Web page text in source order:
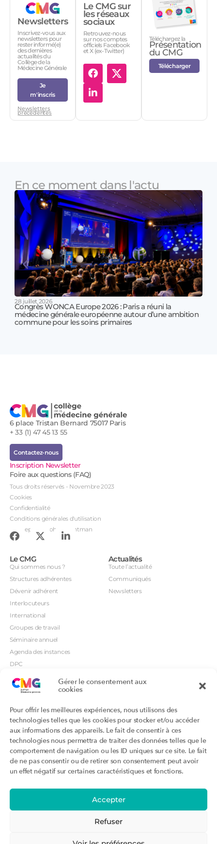
Gérer le consentement aux
cookies
Pour offrir les meilleures expériences, nous utilisons des
technologies telles que les cookies pour stocker et/ou accéder
aux informations des appareils. Le fait de consentir à ces
technologies nous permettra de traiter des données telles que le
comportement de navigation ou les ID uniques sur ce site. Le fait
de ne pas consentir ou de retirer son consentement peut avoir
un effet négatif sur certaines caractéristiques et fonctions.
Accepter
Refuser
Newsletters
Inscrivez-vous aux
newsletters pour
rester informé(e)
des dernières
actualités du
Collège de la
Médecine Générale
Je
m'inscris
Newsletters
précédentes
Le CMG sur
les réseaux
sociaux
Retrouvez-nous
sur nos comptes
officiels Facebook
et X (ex-Twitter)
Téléchargez la
Présentation
du CMG
Télécharger
En ce moment dans l'actu
28 juillet 2026
Congrès WONCA Europe 2026 : Paris a réuni la
médecine générale européenne autour d’une ambition
commune pour les soins primaires
6 place Tristan Bernard 75017 Paris
+ 33 (1) 47 45 13 55
Contactez-nous
Inscription Newsletter
Foire aux questions (FAQ)
Tous droits réservés - Novembre 2023
Cookies
Confidentialité
Conditions générales d'utilisation
Conception : John Brightman
Le CMG
Qui sommes nous ?
Structures adhérentes
Dévenir adhérent
Interlocuteurs
International
Groupes de travail
Séminaire annuel
Agenda des instances
DPC
CSI
Orientations prioritaires
Actualités
Toute l’actualité
Communiqués
Newsletters
Productions
Productions du Collège
Productions des structures
adhérentes
Labellisation
Addictions et médecine générale
Et si c’était une maladie rare ?
Portails
Annuaire DU/DIU
Archimede.fr
Ebmfrance.net
Toutes les recos
Certificats-absurdes.fr
la contraception dite masculine
Activité « sommeil »
Évènements
CMGF 2025
CMGF - Editions précédentes